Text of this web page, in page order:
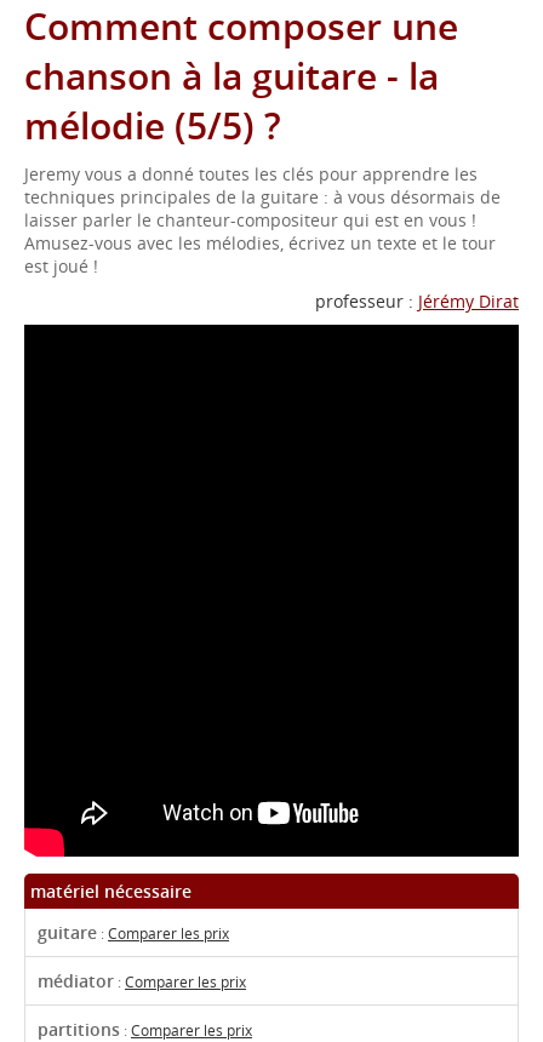
Comment composer une
chanson à la guitare - la
mélodie (5/5) ?
Jeremy vous a donné toutes les clés pour apprendre les
techniques principales de la guitare : à vous désormais de
laisser parler le chanteur-compositeur qui est en vous !
Amusez-vous avec les mélodies, écrivez un texte et le tour
est joué !
professeur : Jérémy Dirat
matériel nécessaire
guitare :Comparer les prix
médiator :Comparer les prix
partitions :Comparer les prix